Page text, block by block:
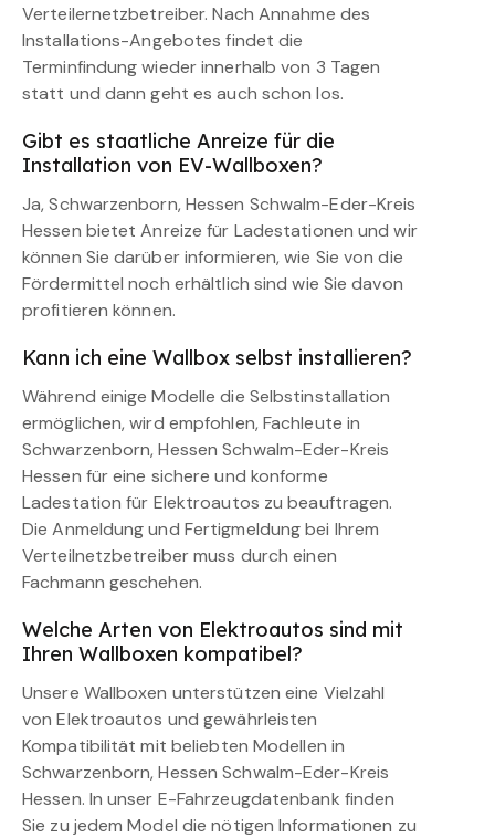
Verteilernetzbetreiber. Nach Annahme des
Installations-Angebotes findet die
Terminfindung wieder innerhalb von 3 Tagen
statt und dann geht es auch schon los.
Gibt es staatliche Anreize für die
Installation von EV-Wallboxen?
Ja, Schwarzenborn, Hessen Schwalm-Eder-Kreis
Hessen bietet Anreize für Ladestationen und wir
können Sie darüber informieren, wie Sie von die
Fördermittel noch erhältlich sind wie Sie davon
profitieren können.
Kann ich eine Wallbox selbst installieren?
Während einige Modelle die Selbstinstallation
ermöglichen, wird empfohlen, Fachleute in
Schwarzenborn, Hessen Schwalm-Eder-Kreis
Hessen für eine sichere und konforme
Ladestation für Elektroautos zu beauftragen.
Die Anmeldung und Fertigmeldung bei Ihrem
Verteilnetzbetreiber muss durch einen
Fachmann geschehen.
Welche Arten von Elektroautos sind mit
Ihren Wallboxen kompatibel?
Unsere Wallboxen unterstützen eine Vielzahl
von Elektroautos und gewährleisten
Kompatibilität mit beliebten Modellen in
Schwarzenborn, Hessen Schwalm-Eder-Kreis
Hessen. In unser E-Fahrzeugdatenbank finden
Sie zu jedem Model die nötigen Informationen zu